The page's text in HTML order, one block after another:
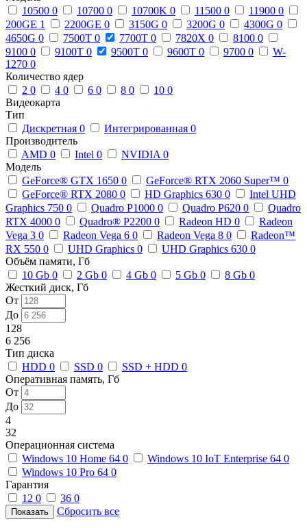
10500 0 10700 0 10700K 0 11500 0 11900 0
200GE 1 2200GE 0 3150G 0 3200G 0 4300G 0
4650G 0 7500T 0 7700T 0 7820X 0 8100 0
9100 0 9100T 0 9500T 0 9600T 0 9700 0
W-
1270 0
Количество ядер
2 0 4 0 6 0 8 0 10 0
Видеокарта
Тип
Дискретная 0 Интегрированная 0
Производитель
AMD 0 Intel 0 NVIDIA 0
Модель
GeForce® GTX 1650 0 GeForce® RTX 2060 Super™ 0
GeForce® RTX 2080 0 HD Graphics 630 0
Intel UHD
Graphics 750 0 Quadro P1000 0 Quadro P620 0
Quadro
RTX 4000 0 Quadro® P2200 0 Radeon HD 0
Radeon
Vega 3 0 Radeon Vega 6 0 Radeon Vega 8 0
Radeon™
RX 550 0 UHD Graphics 0 UHD Graphics 630 0
Объём памяти, Гб
10 Gb 0 2 Gb 0 4 Gb 0 5 Gb 0 8 Gb 0
Жесткий диск, Гб
От
До
128
6 256
Тип диска
HDD 0 SSD 0 SSD + HDD 0
Оперативная память, Гб
От
До
4
32
Операционная система
Windows 10 Home 64 0 Windows 10 IoT Enterprise 64 0
Windows 10 Pro 64 0
Гарантия
12 0 36 0
Сбросить все